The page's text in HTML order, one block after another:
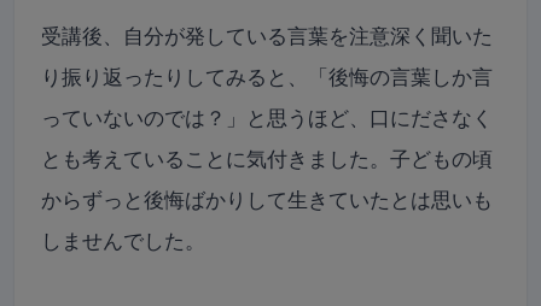
受講後、自分が発している言葉を注意深く聞いた
り振り返ったりしてみると、「後悔の言葉しか言
っていないのでは？」と思うほど、口にださなく
とも考えていることに気付きました。子どもの頃
からずっと後悔ばかりして生きていたとは思いも
しませんでした。